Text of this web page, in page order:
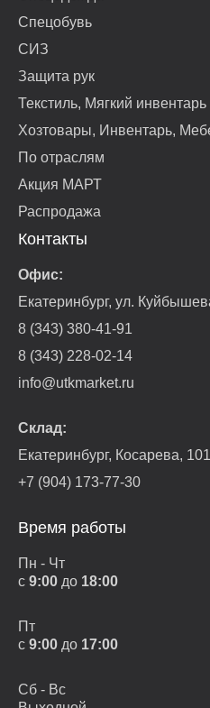
Спецобувь
СИЗ
Защита рук
Текстиль, Мягкий инвентарь
Хозтовары, Инвентарь,
По отраслям
Акция МАРТ
Распродажа
Контакты
Офис:
Екатеринбург, ул.
8 (343) 380-41-91
8 (343) 228-02-14
info@utkmarket.ru
Склад:
Екатеринбург, Косарева,
+7 (904) 173-77-30
Время работы
Пн - Чт
с 9:00 до 18:00
Пт
с 9:00 до 17:00
Сб - Вс